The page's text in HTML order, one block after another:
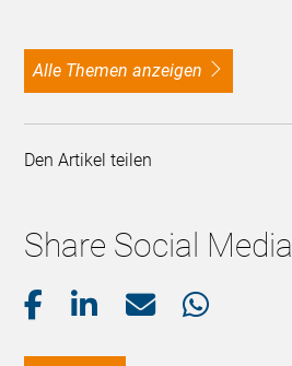
alle Themen anzeigen
Den Artikel teilen
Share Social Media